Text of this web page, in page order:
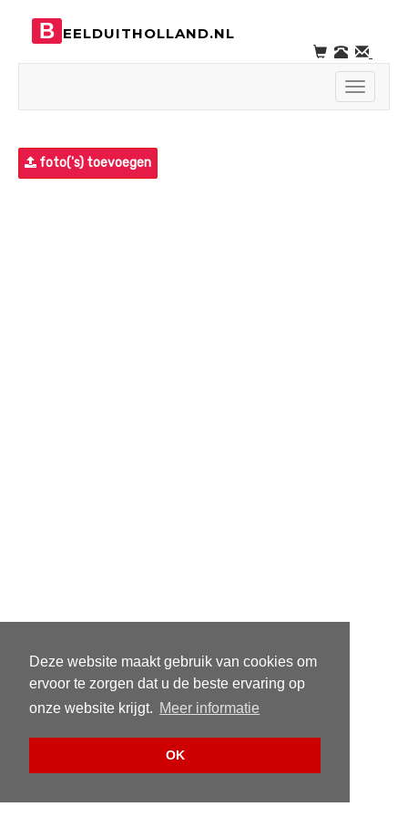
Deze website maakt gebruik van cookies om
ervoor te zorgen dat u de beste ervaring op
onze website krijgt. Meer informatie
OK
B EELDUITHOLLAND.NL
Toggle
foto('s) toevoegen